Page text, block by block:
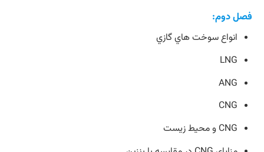
فصل دوم:
انواع سوخت هاي گازي
LNG
ANG
CNG
CNG و محيط زيست